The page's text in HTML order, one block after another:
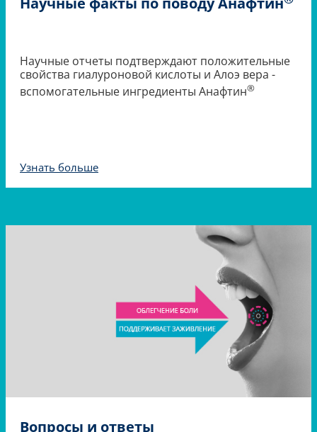
Научные отчеты подтверждают положительные
свойства гиалуроновой кислоты и Алоэ вера -
вспомогательные ингредиенты Анафтин®
Узнать больше
Вопросы и ответы